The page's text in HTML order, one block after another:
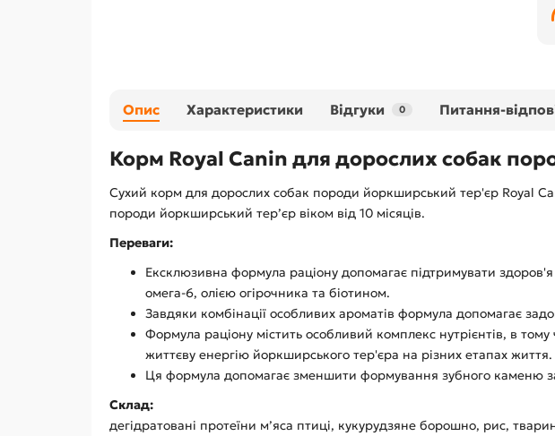
Опис Характеристики Відгуки 0 Питання-
Корм Royal Canin для дорослих собак
Сухий корм для дорослих собак породи йоркширський тер'єр Royal
породи йоркширський тер’єр віком від 10 місяців.
Переваги:
Ексклюзивна формула раціону допомагає підтримувати
омега-6, олією огірочника та біотином.
Завдяки комбінації особливих ароматів формула допомагає
Формула раціону містить особливий комплекс нутрієнтів, в
життєву енергію йоркширського тер'єра на різних етапах життя.
Ця формула допомагає зменшити формування зубного каменю
Склад:
дегідратовані протеїни м’яса птиці, кукурудзяне борошно, рис,